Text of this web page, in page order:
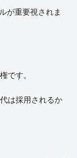
が重要視されま
です。
は採用されるか